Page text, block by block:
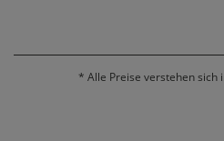
* Alle Preise verstehen sich